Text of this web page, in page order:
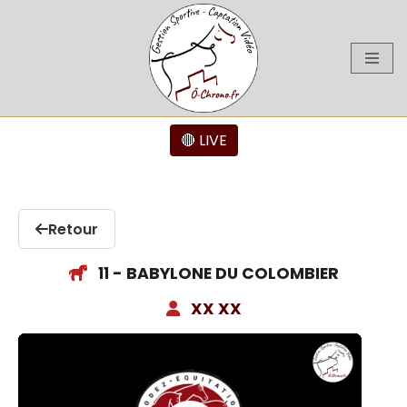
🔴 LIVE
Retour
11 - BABYLONE DU COLOMBIER
XX XX